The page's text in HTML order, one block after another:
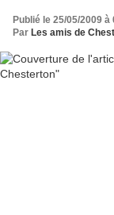
Publié le 25/05/2009 à
Par Les amis de